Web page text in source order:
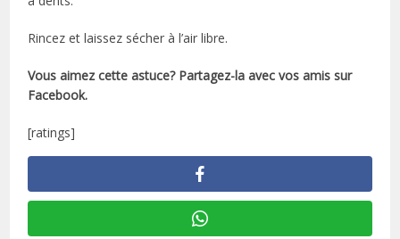
Rincez et laissez sécher à l’air libre.
Vous aimez cette astuce? Partagez-la avec vos amis sur
Facebook.
[ratings]